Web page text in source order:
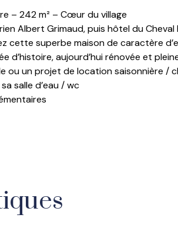
– 242 m² – Cœur du village
Albert Grimaud, puis hôtel du Cheval
cette superbe maison de caractère
d’histoire, aujourd’hui rénovée et
ou unprojet de location saisonnière /
salle d’eau / wc
l’honneur :pierres apparentes, voûtes
visiter sans tarder.
locatif seront donnés à la demande de